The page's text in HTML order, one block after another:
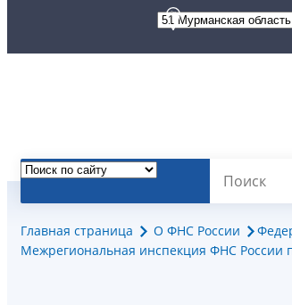
Главная страница О ФНС России
Межрегиональная инспекция ФНС России